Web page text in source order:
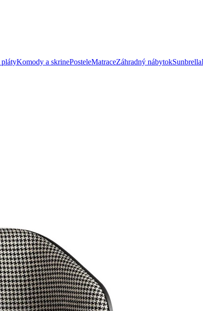
plátyKomody a skrinePosteleMatraceZáhradný nábytokSunbrella